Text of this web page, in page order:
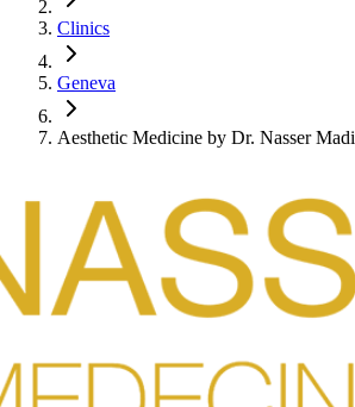
Clinics
Geneva
Aesthetic Medicine by Dr. Nasser Madi